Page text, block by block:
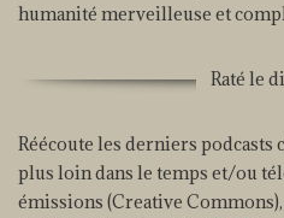
humanité merveilleuse et
Raté le
Réécoute les derniers podcasts
plus loin dans le temps et/ou
émissions (Creative